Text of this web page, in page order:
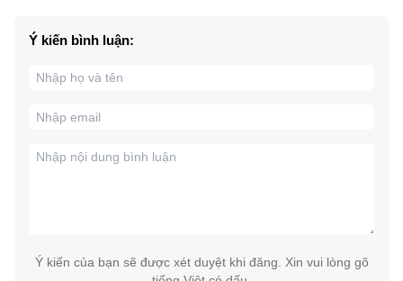
Ý kiến bình luận:
Ý kiến của bạn sẽ được xét duyệt khi đăng. Xin vui lòng gõ